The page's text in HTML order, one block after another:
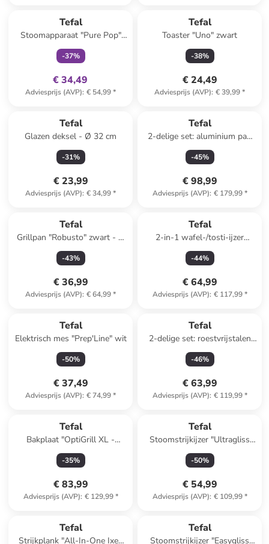
Tefal
Stoomapparaat "Pure Pop"
rood
-37%
€ 34,49
Adviesprijs (AVP): € 54,99*
Tefal
Toaster "Uno" zwart
-38%
€ 24,49
Adviesprijs (AVP): € 39,99*
Tefal
Glazen deksel - Ø 32 cm
-31%
€ 23,99
Adviesprijs (AVP): € 34,99*
Tefal
2-delige set: aluminium pan
met deksel "Trattoria" - Ø 28
cm
-45%
€ 98,99
Adviesprijs (AVP): € 179,99*
Tefal
Grillpan "Robusto" zwart - Ø
26 cm
-43%
€ 36,99
Adviesprijs (AVP): € 64,99*
Tefal
2-in-1 wafel-/tosti-ijzer
"Snack Time" zwart
-44%
€ 64,99
Adviesprijs (AVP): € 117,99*
Tefal
Elektrisch mes "Prep'Line" wit
-50%
€ 37,49
Adviesprijs (AVP): € 74,99*
Tefal
2-delige set: roestvrijstalen
sudderpan met deksel "Cook
Smart" - Ø 25 cm
-46%
€ 63,99
Adviesprijs (AVP): € 119,99*
Tefal
Bakplaat "OptiGrill XL -
XA7358" zwart
-35%
€ 83,99
Adviesprijs (AVP): € 129,99*
Tefal
Stoomstrijkijzer "Ultragliss
Plus" petrol
-50%
€ 54,99
Adviesprijs (AVP): € 109,99*
Tefal
Strijkplank "All-In-One Ixeo
Tefal
Stoomstrijkijzer "Easygliss